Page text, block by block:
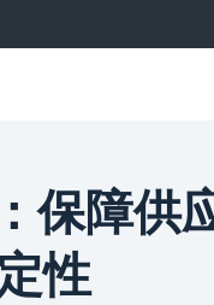
保障供
性